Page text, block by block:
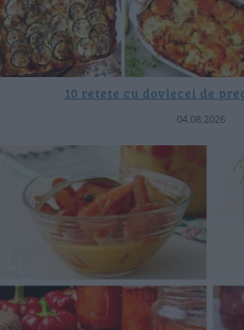
10 rețete cu dovlecei de
04.08.2026